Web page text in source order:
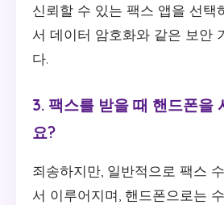
신뢰할 수 있는 팩스 앱을 선택
서 데이터 암호화와 같은 보안
다.
3. 팩스를 받을 때 핸드폰을
요?
죄송하지만, 일반적으로 팩스
서 이루어지며, 핸드폰으로는